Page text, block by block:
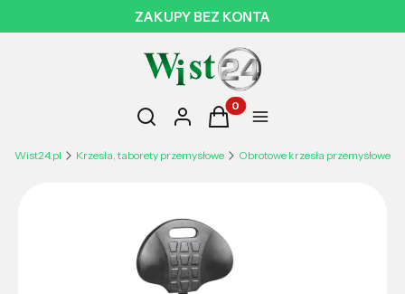
ZAKUPY BEZ KONTA
Otwórz wyszukiwarkę
Szukaj Zaloguj sięProdukty w koszyku: 0.
KoszykMenu
Wist24.pl Krzesła, taborety przemysłowe Obrotowe krzesła przemysłowe